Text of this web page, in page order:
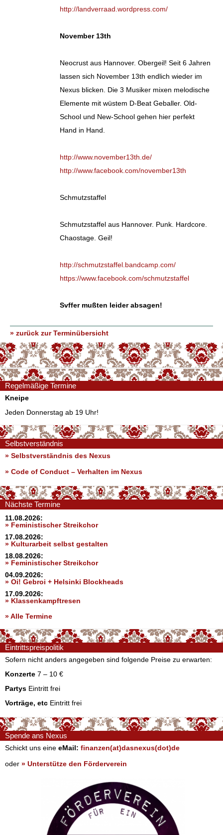
http://landverraad.wordpress.com/
November 13th
Neocrust aus Hannover. Obergeil! Seit 6 Jahren
lassen sich November 13th endlich wieder im
Nexus blicken. Die 3 Musiker mixen melodische
Elemente mit wüstem D-Beat Geballer. Old-
School und New-School gehen hier perfekt
Hand in Hand.
http://www.november13th.de/
http://www.facebook.com/november13th
Schmutzstaffel
Schmutzstaffel aus Hannover. Punk. Hardcore.
Chaostage. Geil!
http://schmutzstaffel.bandcamp.com/
https://www.facebook.com/schmutzstaffel
Svffer mußten leider absagen!
» zurück zur Terminübersicht
Regelmäßige Termine
Kneipe
Jeden Donnerstag ab 19 Uhr!
Selbstverständnis
» Selbstverständnis des Nexus
» Code of Conduct – Verhalten im Nexus
Nächste Termine
11.08.2026:
» Feministischer Streikchor
17.08.2026:
» Kulturarbeit selbst gestalten
18.08.2026:
» Feministischer Streikchor
04.09.2026:
» Oi! Gebroi + Helsinki Blockheads
17.09.2026:
» Klassenkampftresen
» Alle Termine
Eintrittspreispolitik
Sofern nicht anders angegeben sind folgende Preise zu erwarten:
Konzerte 7 – 10 €
Partys Eintritt frei
Vorträge, etc Eintritt frei
Spende ans Nexus
Schickt uns eine eMail: finanzen(at)dasnexus(dot)de
oder » Unterstütze den Förderverein